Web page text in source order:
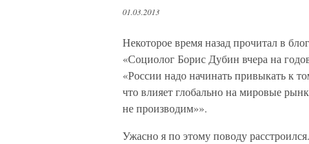
01.03.2013
Некоторое время назад прочитал в
«Социолог Борис Дубин вчера на
«России надо начинать привыкать к
что влияет глобально на мировые
не производим»».
Ужасно я по этому поводу